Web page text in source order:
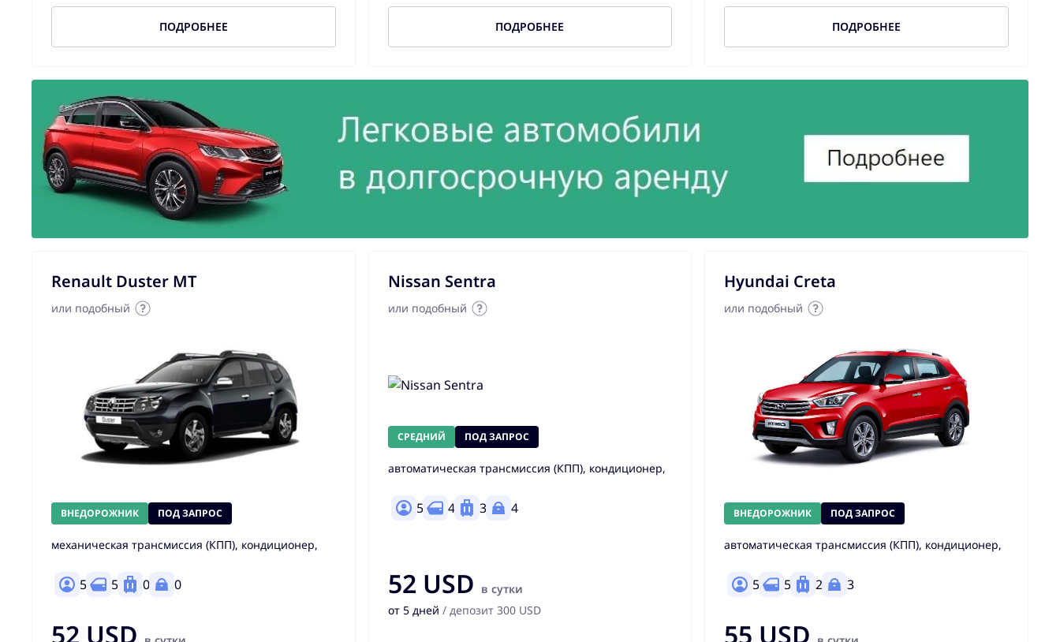
ПОДРОБНЕЕ ПОДРОБНЕЕ ПОДРОБНЕЕ
Renault Duster MT
или подобный
ВНЕДОРОЖНИК ПОД ЗАПРОС
механическая трансмиссия (КПП), кондиционер,
5 5 0 0
52 USD
Nissan Sentra
или подобный
СРЕДНИЙ ПОД ЗАПРОС
автоматическая трансмиссия (КПП), кондиционер,
5 4 3 4
52 USD в сутки
от 5 дней / депозит 300 USD
Hyundai Creta
или подобный
ВНЕДОРОЖНИК ПОД ЗАПРОС
автоматическая трансмиссия (КПП), кондиционер,
5 5 2 3
55 USD